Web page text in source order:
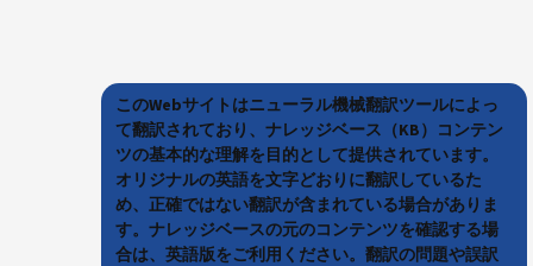
このWebサイトはニューラル機械翻訳ツールによっ
て翻訳されており、ナレッジベース（KB）コンテン
ツの基本的な理解を目的として提供されています。
オリジナルの英語を文字どおりに翻訳しているた
め、正確ではない翻訳が含まれている場合がありま
す。ナレッジベースの元のコンテンツを確認する場
合は、英語版をご利用ください。翻訳の問題や誤訳